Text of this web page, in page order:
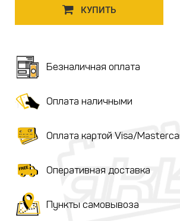
КУПИТЬ
Безналичная оплата
Оплата наличными
Оплата картой Visa/
Оперативная доставка
Пункты самовывоза